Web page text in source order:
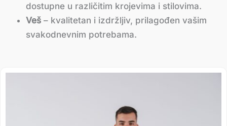
dostupne u različitim krojevima i stilovima.
Veš – kvalitetan i izdržljiv, prilagođen vašim
svakodnevnim potrebama.